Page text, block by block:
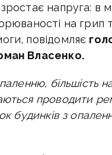
напруга: в
на грип
повідомляє
Власенко.
більшість
проводити
будинків з